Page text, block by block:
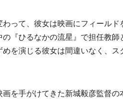
って、彼女は映画にフィールド
『ひるなかの流星』で担任教師
を演じる彼女は間違いなく、ス
を手がけてきた新城毅彦監督の